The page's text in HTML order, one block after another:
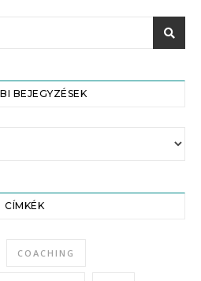
BEJEGYZÉSEK
CÍMKÉK
COACHING